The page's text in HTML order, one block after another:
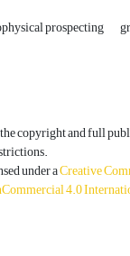
prospecting
copyright and full
under aCreative
4.0